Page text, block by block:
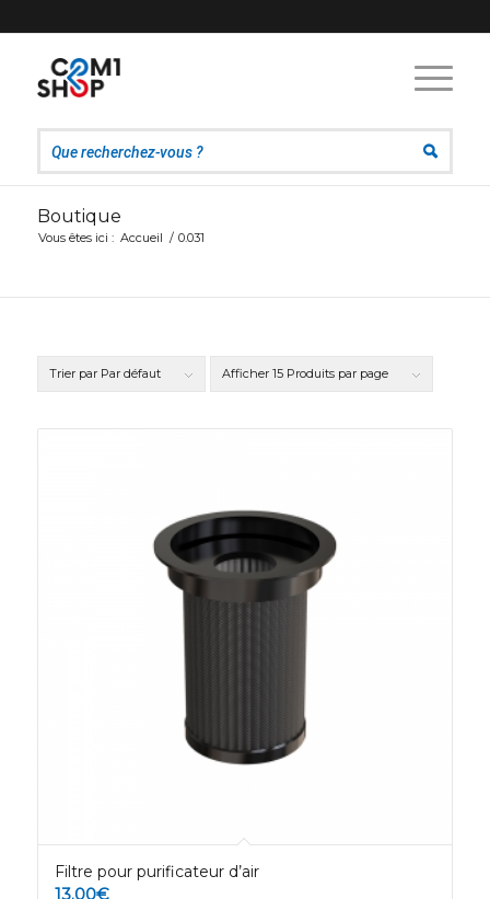
Boutique
Vous êtes ici : Accueil / 0.031
Trier par Par défaut Afficher 15 Produits par page
Filtre pour purificateur d’air
13.00€